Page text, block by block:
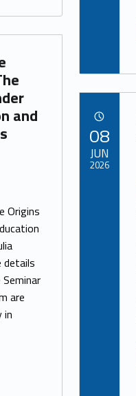
and
Origins
details
are
in
08
JUN
2026